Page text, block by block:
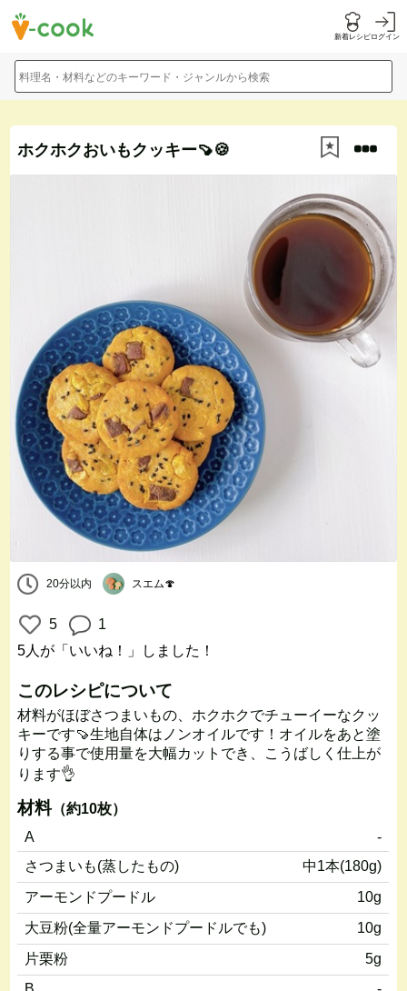
新着レシピログイン
料理名・材料などのキーワード・ジャンルから検索
ホクホクおいもクッキー🍠🍪
20分以内 スエム🍄
5
1
5人 が「いいね！」しました！
このレシピについて
材料がほぼさつまいもの、ホクホクでチューイーなクッ
キーです🍠生地自体はノンオイルです！オイルをあと塗
りする事で使用量を大幅カットでき、こうばしく仕上が
ります👌
材料（約10枚）
A
-
さつまいも(蒸したもの)
中1本(180g)
アーモンドプードル
10g
大豆粉(全量アーモンドプードルでも)
10g
片栗粉
5g